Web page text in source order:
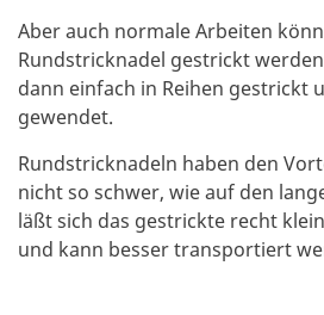
Aber auch normale Arbeiten
Rundstricknadel gestrickt
dann einfach in Reihen gestrickt
gewendet.
Rundstricknadeln haben den
nicht so schwer, wie auf den
läßt sich das gestrickte recht
und kann besser transportiert